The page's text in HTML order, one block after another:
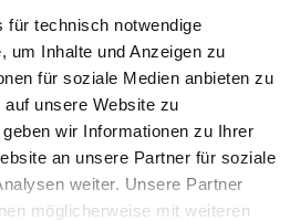
für technisch notwendige
um Inhalte und Anzeigen zu
für soziale Medien anbieten zu
unsere Website zu
wir Informationen zu Ihrer
an unsere Partner für soziale
weiter. Unsere Partner
möglicherweise mit weiteren
für Pferde